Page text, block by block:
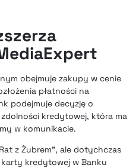
obejmuje zakupy w cenie
płatności na
podejmuje decyzję o
kredytowej, która ma
w komunikacie.
z Żubrem”, ale dotychczas
kredytowej w Banku